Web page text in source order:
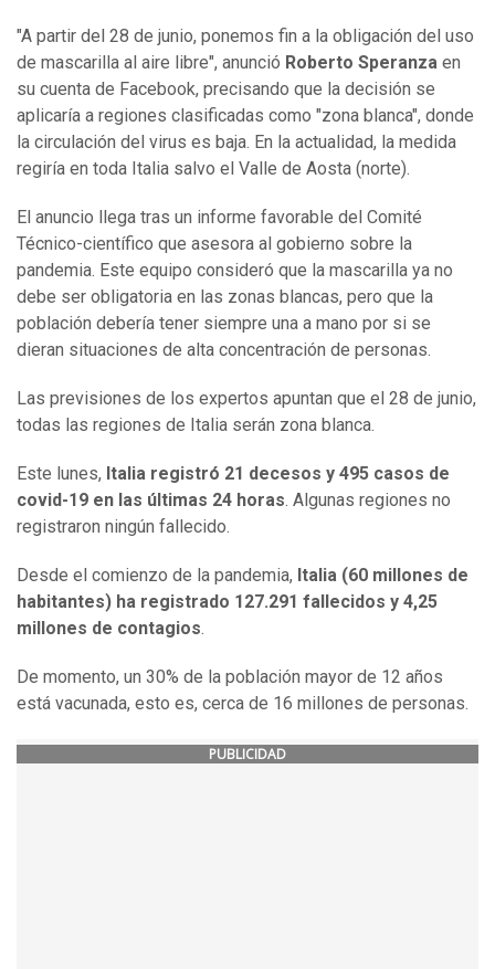
"A partir del 28 de junio, ponemos fin a la obligación del uso
de mascarilla al aire libre", anunció Roberto Speranza en
su cuenta de Facebook, precisando que la decisión se
aplicaría a regiones clasificadas como "zona blanca", donde
la circulación del virus es baja. En la actualidad, la medida
regiría en toda Italia salvo el Valle de Aosta (norte).
El anuncio llega tras un informe favorable del Comité
Técnico-científico que asesora al gobierno sobre la
pandemia. Este equipo consideró que la mascarilla ya no
debe ser obligatoria en las zonas blancas, pero que la
población debería tener siempre una a mano por si se
dieran situaciones de alta concentración de personas.
Las previsiones de los expertos apuntan que el 28 de junio,
todas las regiones de Italia serán zona blanca.
Este lunes, Italia registró 21 decesos y 495 casos de
covid-19 en las últimas 24 horas. Algunas regiones no
registraron ningún fallecido.
Desde el comienzo de la pandemia, Italia (60 millones de
habitantes) ha registrado 127.291 fallecidos y 4,25
millones de contagios.
De momento, un 30% de la población mayor de 12 años
está vacunada, esto es, cerca de 16 millones de personas.
PUBLICIDAD